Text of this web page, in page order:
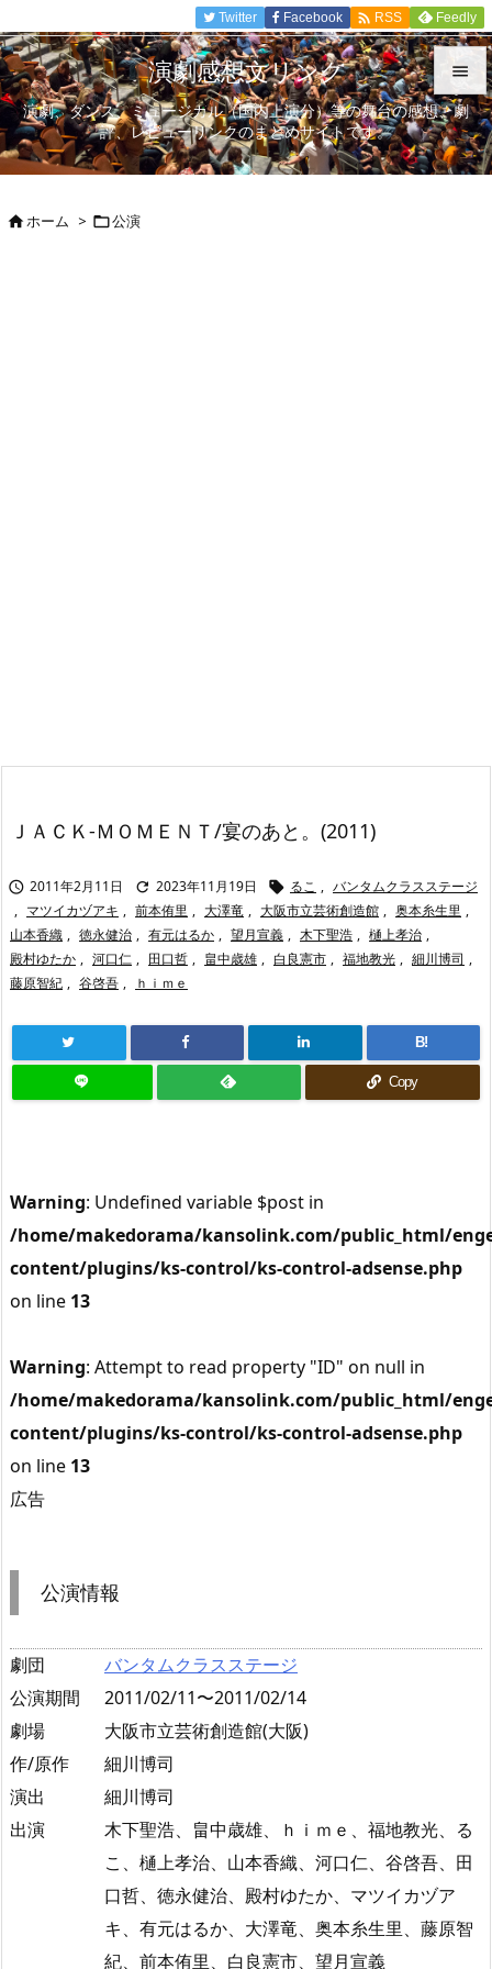


メニュ

Twitter Facebook  RSS Feedly
演劇感想文リンク
演劇、ダンス、ミュージカル（国内上演分）等の舞台の感想、劇
評、レビューリンクのまとめサイトです。
ホーム > 公演
ＪＡＣＫ-ＭＯＭＥＮＴ/宴のあと。(2011)
 2011年2月11日  2023年11月19日  るこ , バンタムクラスステージ
, マツイカヅアキ , 前本侑里 , 大澤竜 , 大阪市立芸術創造館 , 奥本糸生里 ,
山本香織 , 徳永健治 , 有元はるか , 望月宣義 , 木下聖浩 , 樋上孝治 ,
殿村ゆたか , 河口仁 , 田口哲 , 畠中歳雄 , 白良憲市 , 福地教光 , 細川博司 ,
藤原智紀 , 谷啓吾 , ｈｉｍｅ
B!
Copy
Warning: Undefined variable $post in
/home/makedorama/kansolink.com/public_html/
content/plugins/ks-control/ks-control-adsense.php
on line 13
Warning: Attempt to read property "ID" on null in
/home/makedorama/kansolink.com/public_html/
content/plugins/ks-control/ks-control-adsense.php
on line 13
広告
公演情報
劇団
バンタムクラスステージ
公演期間
2011/02/11〜2011/02/14
劇場
大阪市立芸術創造館(大阪)
作/原作
細川博司
演出
細川博司
出演
木下聖浩、畠中歳雄、ｈｉｍｅ、福地教光、る
こ、樋上孝治、山本香織、河口仁、谷啓吾、田
口哲、徳永健治、殿村ゆたか、マツイカヅア
キ、有元はるか、大澤竜、奥本糸生里、藤原智
紀、前本侑里、白良憲市、望月宣義